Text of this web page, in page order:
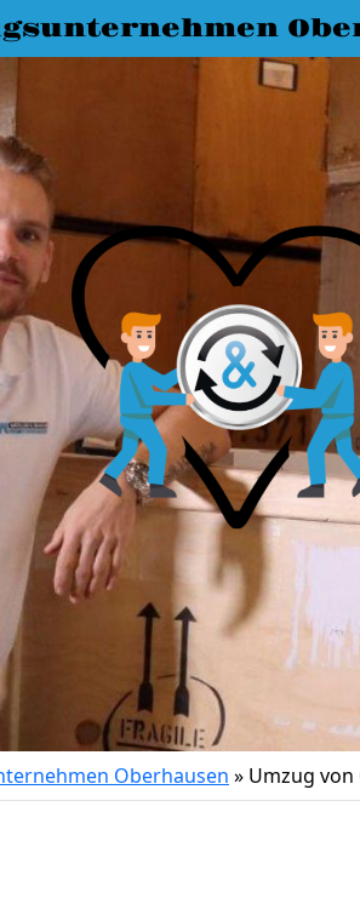
Oberhausen » Umzug von